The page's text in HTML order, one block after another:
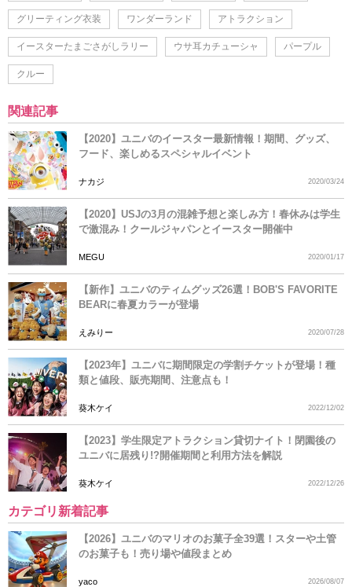
グリーティング衣装 ワンダーランド アトラクション
イースターたまごさがしラリー ウサ耳カチューシャ パープル
クルー
関連記事
【2020】ユニバのイースター最新情報！期間、グッズ、
フード、楽しめるスペシャルイベント
ナカジ 2020/03/24
【2020】USJの3月の混雑予想と楽しみ方！春休みは学生
で激混み！クールジャパンとイースター開催中
MEGU 2020/01/17
【新作】ユニバのティムグッズ26選！BOB'S FAVORITE
BEARに春夏カラーが登場
えみりー 2020/07/28
【2023年】ユニバに期間限定の学割チケットが登場！種
類と値段、販売期間、注意点も！
葵木ケイ 2022/12/02
【2023】学生限定アトラクション貸切ナイト！閉園後の
ユニバに居残り!?開催期間と利用方法を解説
葵木ケイ 2022/12/26
カテゴリ新着記事
【2026】ユニバのマリオのお菓子全39選！スターや土管
のお菓子も！売り場や値段まとめ
yaco 2026/08/07